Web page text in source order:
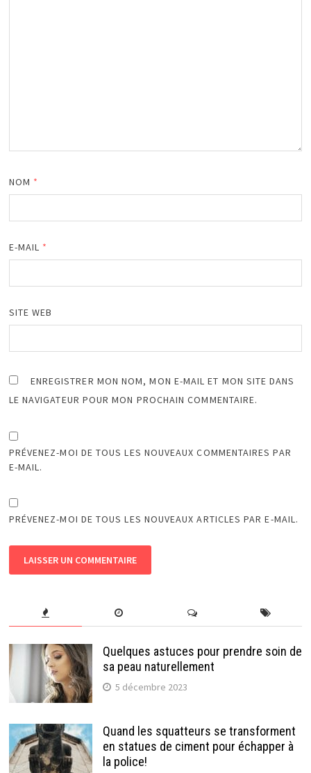
NOM *
E-MAIL *
SITE WEB
ENREGISTRER MON NOM, MON E-MAIL ET MON SITE DANS
LE NAVIGATEUR POUR MON PROCHAIN COMMENTAIRE.
PRÉVENEZ-MOI DE TOUS LES NOUVEAUX COMMENTAIRES PAR
E-MAIL.
PRÉVENEZ-MOI DE TOUS LES NOUVEAUX ARTICLES PAR E-MAIL.
Quelques astuces pour prendre soin de
sa peau naturellement
5 décembre 2023
Quand les squatteurs se transforment
en statues de ciment pour échapper à
la police!